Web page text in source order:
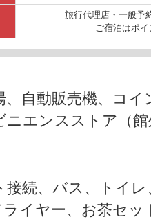
旅行代理店・一般予
ご宿泊はポ
、自動販売機、コ
ニエンスストア（
接続、バス、トイ
ライヤー、お茶セ